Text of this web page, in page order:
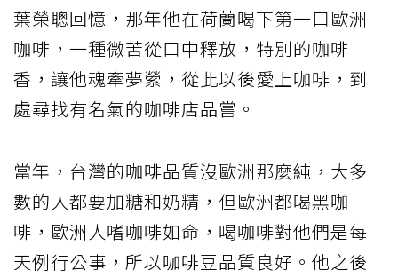
葉榮聰回憶，那年他在荷蘭喝下第一口歐洲
咖啡，一種微苦從口中釋放，特別的咖啡
香，讓他魂牽夢縈，從此以後愛上咖啡，到
處尋找有名氣的咖啡店品嘗。
當年，台灣的咖啡品質沒歐洲那麼純，大多
數的人都要加糖和奶精，但歐洲都喝黑咖
啡，歐洲人嗜咖啡如命，喝咖啡對他們是每
天例行公事，所以咖啡豆品質良好。他之後